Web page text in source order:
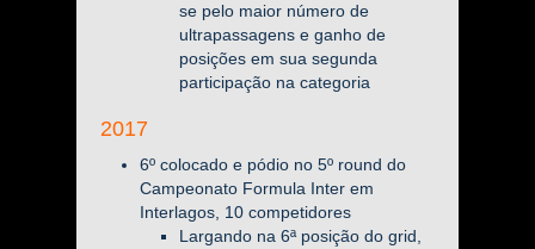
se pelo maior número de
ultrapassagens e ganho de
posições em sua segunda
participação na categoria
2017
6º colocado e pódio no 5º round do
Campeonato Formula Inter em
Interlagos, 10 competidores
Largando na 6ª posição do grid,